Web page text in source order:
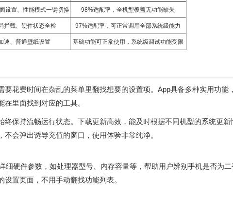
设置、性能模式一键切换 98%适配率，全机型覆盖无功能缺失
拦截、硬件状态全检 97%适配率，可正常调用全部系统级能力
速、普通壁纸设置 基础功能可正常使用，系统级调试功能受限
花费时间在杂乱的菜单里翻找想要的设置项。App具备多种实用功能
里面找到对应的工具。
保持流畅运行状态。下载更新高效，能及时根据不同机型的系统更
不会弹出诱导充值的窗口，使用体验非常纯净。
硬件参数，如处理器型号、内存容量等，帮助用户辨别手机是否为
置页面，不用手动翻找功能列表。